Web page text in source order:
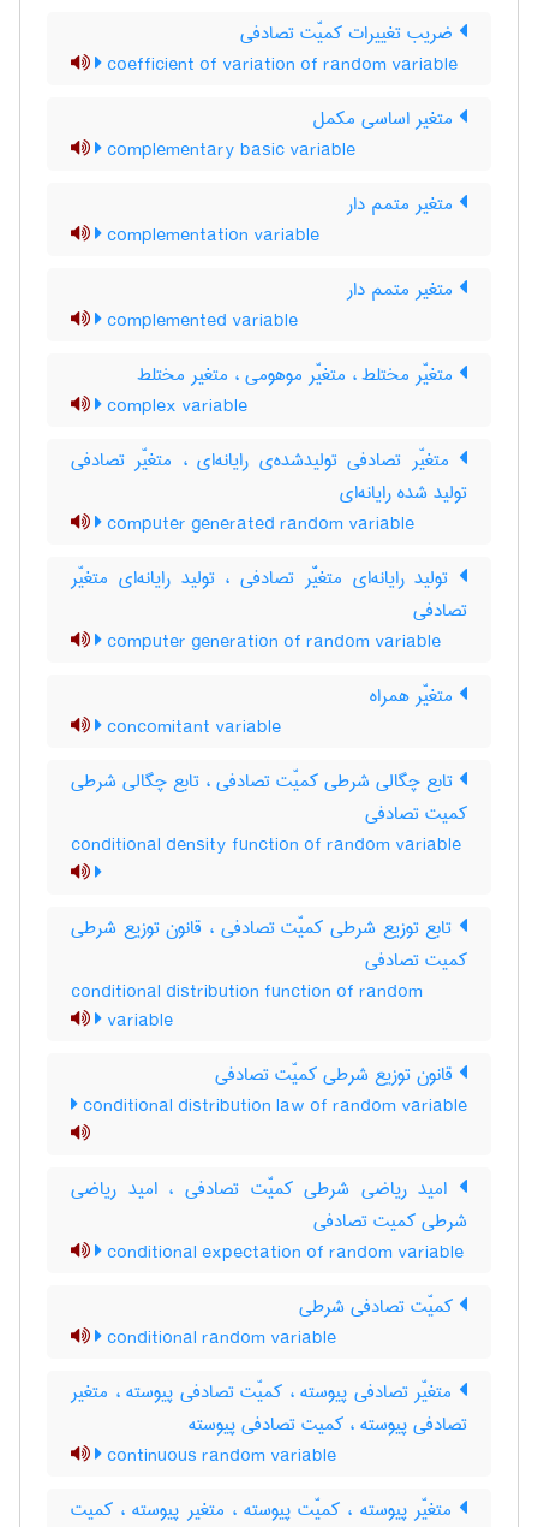
ضریب تغییرات کمیّت تصادفی
coefficient of variation of random variable
متغیر اساسی مکمل
complementary basic variable
متغیر متمم دار
complementation variable
متغیر متمم دار
complemented variable
متغیّر مختلط ، متغیّر موهومی ، متغیر مختلط
complex variable
متغیّر تصادفی تولیدشده‌ی رایانه‌ای ، متغیّر تصادفی
تولید شده رایانه‌ای
computer generated random variable
تولید رایانه‌ای متغیّّر تصادفی ، تولید رایانه‌ای متغیّر
تصادفی
computer generation of random variable
متغیّر همراه
concomitant variable
تابع چگالی شرطی کمیّت تصادفی ، تابع چگالی شرطی
کمیت تصادفی
conditional density function of random variable
تابع توزیع شرطی کمیّت تصادفی ، قانون توزیع شرطی
کمیت تصادفی
conditional distribution function of random
variable
قانون توزیع شرطی کمیّت تصادفی
conditional distribution law of random variable
امید ریاضی شرطی کمیّت تصادفی ، امید ریاضی
شرطی کمیت تصادفی
conditional expectation of random variable
کمیّت تصادفی شرطی
conditional random variable
متغیّر تصادفی پیوسته ، کمیّت تصادفی پیوسته ، متغیر
تصادفی پیوسته ، کمیت تصادفی پیوسته
continuous random variable
متغیّر پیوسته ، کمیّت پیوسته ، متغیر پیوسته ، کمیت